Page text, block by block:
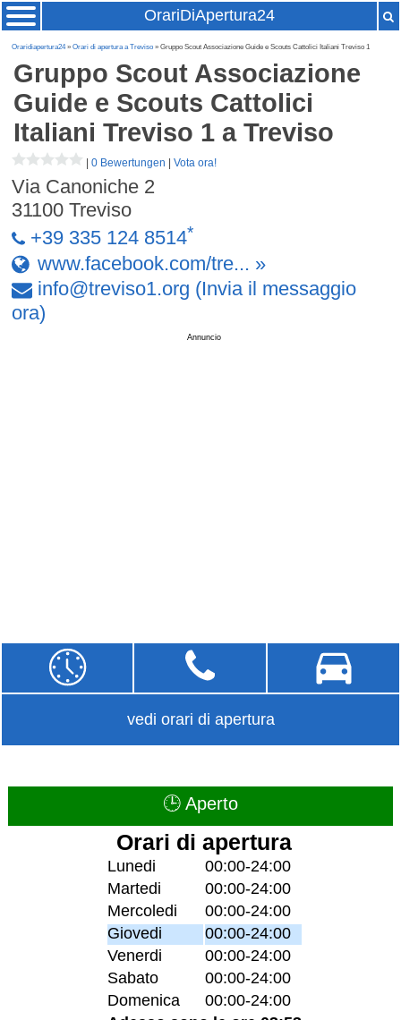
OrariDiApertura24
Oraridiapertura24»Orari di apertura a Treviso » Gruppo Scout Associazione Guide e Scouts Cattolici Italiani Treviso 1
Gruppo Scout Associazione
Guide e Scouts Cattolici
Italiani Treviso 1 a Treviso
|0 Bewertungen |Vota ora!
Via Canoniche 2
31100 Treviso
+39 335 124 8514*
www.facebook.com/tre... »
info@treviso1.org (Invia il messaggio
ora)
Annuncio
vedi orari di apertura
🕒 Aperto
Orari di apertura
Lunedi
00:00-24:00
Martedi
00:00-24:00
Mercoledi
00:00-24:00
Giovedi
00:00-24:00
Venerdi
00:00-24:00
Sabato
00:00-24:00
Domenica
00:00-24:00